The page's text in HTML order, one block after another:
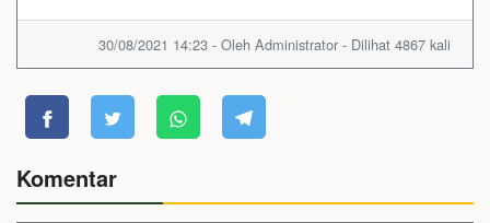
30/08/2021 14:23 - Oleh Administrator - Dilihat 4867 kali
Komentar